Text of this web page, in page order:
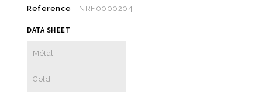
Reference NRF0000204
DATA SHEET
Métal
Gold